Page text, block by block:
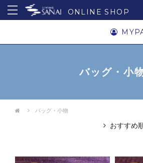
ONLINE SHOP
バッグ・小
バッグ・小物
おすすめ